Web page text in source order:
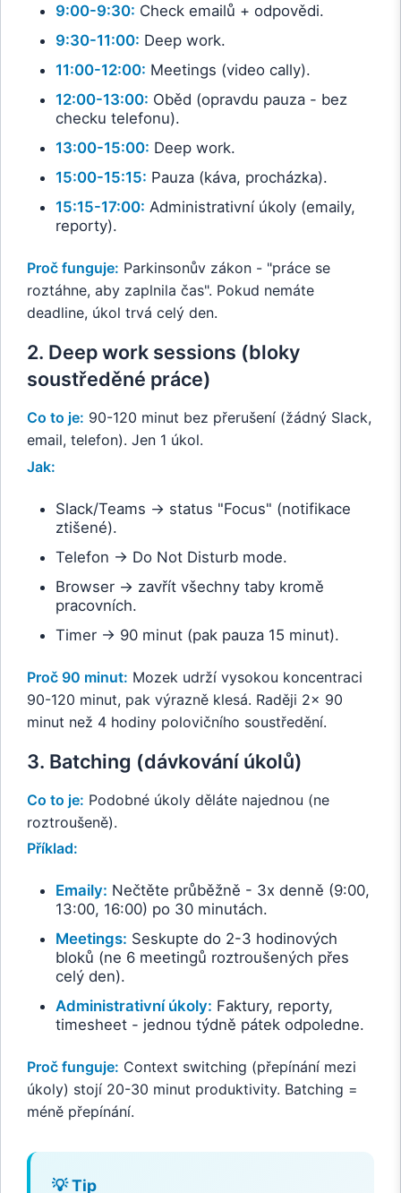
9:00-9:30: Check emailů + odpovědi.
9:30-11:00: Deep work.
11:00-12:00: Meetings (video cally).
12:00-13:00: Oběd (opravdu pauza - bez
checku telefonu).
13:00-15:00: Deep work.
15:00-15:15: Pauza (káva, procházka).
15:15-17:00: Administrativní úkoly (emaily,
reporty).
Proč funguje: Parkinsonův zákon - "práce se
roztáhne, aby zaplnila čas". Pokud nemáte
deadline, úkol trvá celý den.
2. Deep work sessions (bloky
soustředěné práce)
Co to je: 90-120 minut bez přerušení (žádný Slack,
email, telefon). Jen 1 úkol.
Jak:
Slack/Teams → status "Focus" (notifikace
ztišené).
Telefon → Do Not Disturb mode.
Browser → zavřít všechny taby kromě
pracovních.
Timer → 90 minut (pak pauza 15 minut).
Proč 90 minut: Mozek udrží vysokou koncentraci
90-120 minut, pak výrazně klesá. Raději 2x 90
minut než 4 hodiny polovičního soustředění.
3. Batching (dávkování úkolů)
Co to je: Podobné úkoly děláte najednou (ne
roztroušeně).
Příklad:
Emaily: Nečtěte průběžně - 3x denně (9:00,
13:00, 16:00) po 30 minutách.
Meetings: Seskupte do 2-3 hodinových
bloků (ne 6 meetingů roztroušených přes
celý den).
Administrativní úkoly: Faktury, reporty,
timesheet - jednou týdně pátek odpoledne.
Proč funguje: Context switching (přepínání mezi
úkoly) stojí 20-30 minut produktivity. Batching =
méně přepínání.
💡 Tip